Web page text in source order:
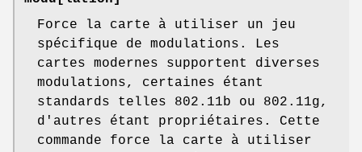
Force la carte à utiliser un jeu
spécifique de modulations. Les
cartes modernes supportent diverses
modulations, certaines étant
standards telles 802.11b ou 802.11g,
d'autres étant propriétaires. Cette
commande force la carte à utiliser